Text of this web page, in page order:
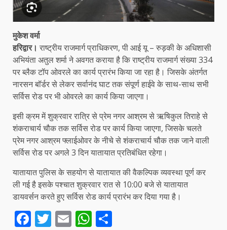
मुकेश वर्मा
हरिद्वार। राष्ट्रीय राजमार्ग प्राधिकरण, पी आई यू – रुड़की के अधिशासी
अभियंता अतुल शर्मा ने अवगत कराया है कि राष्ट्रीय राजमार्ग संख्या 334
पर ब्लैक टॉप ओवरले का कार्य प्रारंभ किया जा रहा है। जिसके अंतर्गत
नारसन बॉर्डर से लेकर सर्वानंद घाट तक संपूर्ण हाईवे के साथ-साथ सभी
सर्विस रोड पर भी ओवरले का कार्य किया जाएगा।
इसी क्रम में शुक्रवार रात्रि से प्रेम नगर आश्रम से ऋषिकुल तिराहे से
शंकराचार्य चौक तक सर्विस रोड पर कार्य किया जाएगा, जिसके चलते
प्रेम नगर आश्रम फ्लाईओवर के नीचे से शंकराचार्य चौक तक जाने वाली
सर्विस रोड पर अगले 3 दिन यातायात प्रतिबंधित रहेगा।
यातायात पुलिस के सहयोग से यातायात की वैकल्पिक व्यवस्था पूर्ण कर
ली गई है इसके पश्चात शुक्रवार रात से 10:00 बजे से यातायात
डायवर्सन करते हुए सर्विस रोड कार्य प्रारंभ कर दिया गया है।
Facebook
Twitter
EmailWhatsApp